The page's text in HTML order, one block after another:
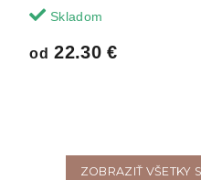
Skladom
od 22.30 €
ZOBRAZIŤ VŠETKY